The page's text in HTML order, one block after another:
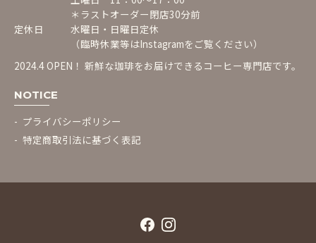
＊ラストオーダー閉店30分前
定休日
水曜日・日曜日定休
（臨時休業等はInstagramをご覧ください）
2024.4 OPEN！ 新鮮な珈琲をお届けできるコーヒー専門店です。
NOTICE
プライバシーポリシー
特定商取引法に基づく表記